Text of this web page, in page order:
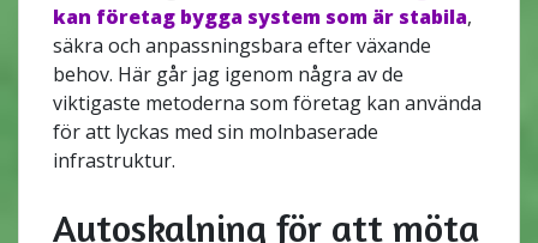
kan företag bygga system som är stabila,
säkra och anpassningsbara efter växande
behov. Här går jag igenom några av de
viktigaste metoderna som företag kan använda
för att lyckas med sin molnbaserade
infrastruktur.
Autoskalning för att möta